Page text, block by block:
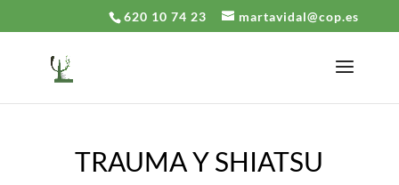
620 10 74 23 martavidal@cop.es
TRAUMA Y SHIATSU